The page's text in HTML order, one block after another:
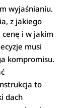
wyjaśnianiu.
z jakiego
i w jakim
musi
kompromisu.
to
dach